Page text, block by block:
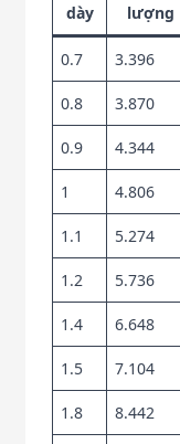
dày
lượng
0.7 3.396
0.8 3.870
0.9 4.344
1 4.806
1.1 5.274
1.2 5.736
1.4 6.648
1.5 7.104
1.8 8.442